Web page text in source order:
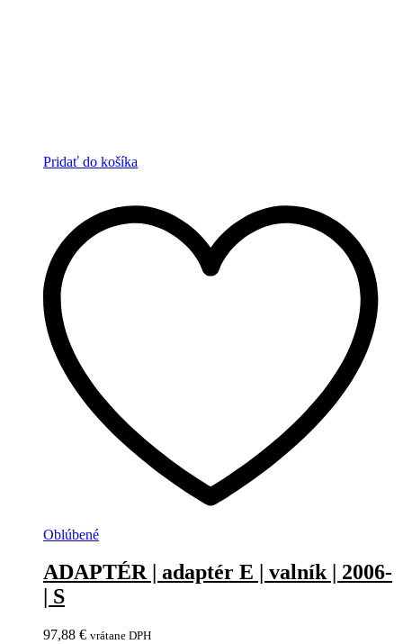
Pridať do košíka
Oblúbené
ADAPTÉR | adaptér E | valník | 2006-
| S
97,88 € vrátane DPH